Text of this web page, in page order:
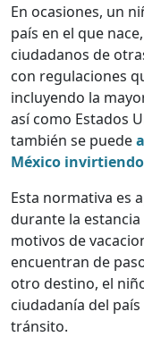
En ocasiones, un
país en el que
ciudadanos de
con regulaciones
incluyendo la
así como Estados
también se puede
México
Esta normativa es
durante la
motivos de
encuentran de
otro destino, el
ciudadanía del
tránsito.